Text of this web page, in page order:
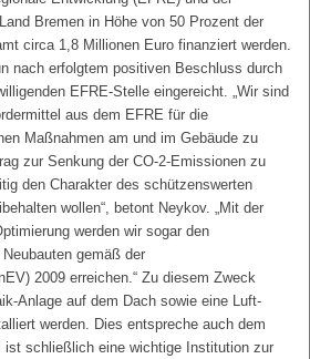
Bremen in Höhe von 50 Prozent der
circa 1,8 Millionen Euro finanziert werden.
nach erfolgtem positiven Beschluss durch
EFRE-Stelle eingereicht. „Wir sind
aus dem EFRE für die
Maßnahmen am und im Gebäude zu
zur Senkung der CO-2-Emissionen zu
den Charakter des schützenswerten
wollen“, betont Neykov. „Mit der
werden wir sogar den
gemäß der
2009 erreichen.“ Zu diesem Zweck
Anlage auf dem Dach sowie eine Luft-
werden. Dies entspreche auch dem
ist schließlich eine wichtige Institution zur